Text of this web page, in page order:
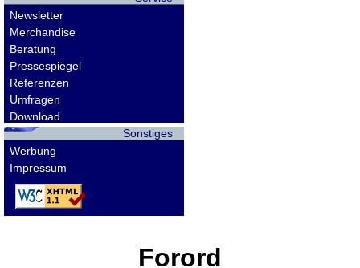
Newsletter
Merchandise
Beratung
Pressespiegel
Referenzen
Umfragen
Download
Sonstiges
Werbung
Impressum
Forord